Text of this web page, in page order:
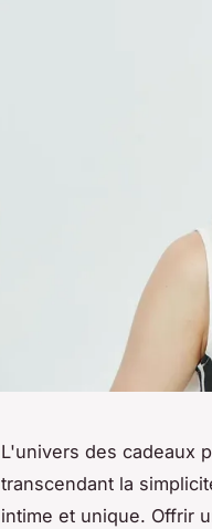
L'univers des cadeaux
transcendant la
intime et unique. Offrir